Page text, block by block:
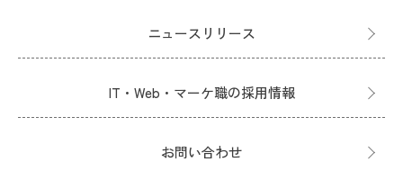
ニュースリリース
IT・Web・マーケ職の採用情報
お問い合わせ